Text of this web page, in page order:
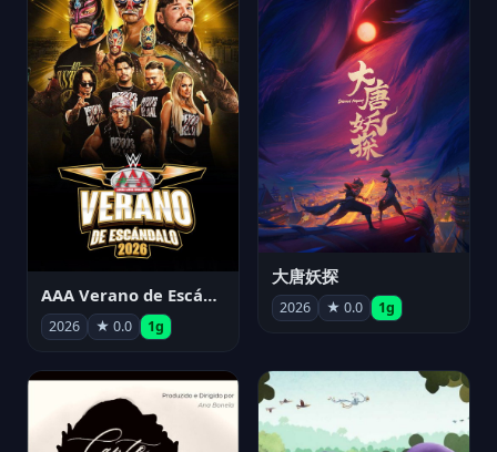
AAA Verano de Escándalo 2026 - Week 3
2026 ★ 0.0 1g
大唐妖探
2026 ★ 0.0 1g